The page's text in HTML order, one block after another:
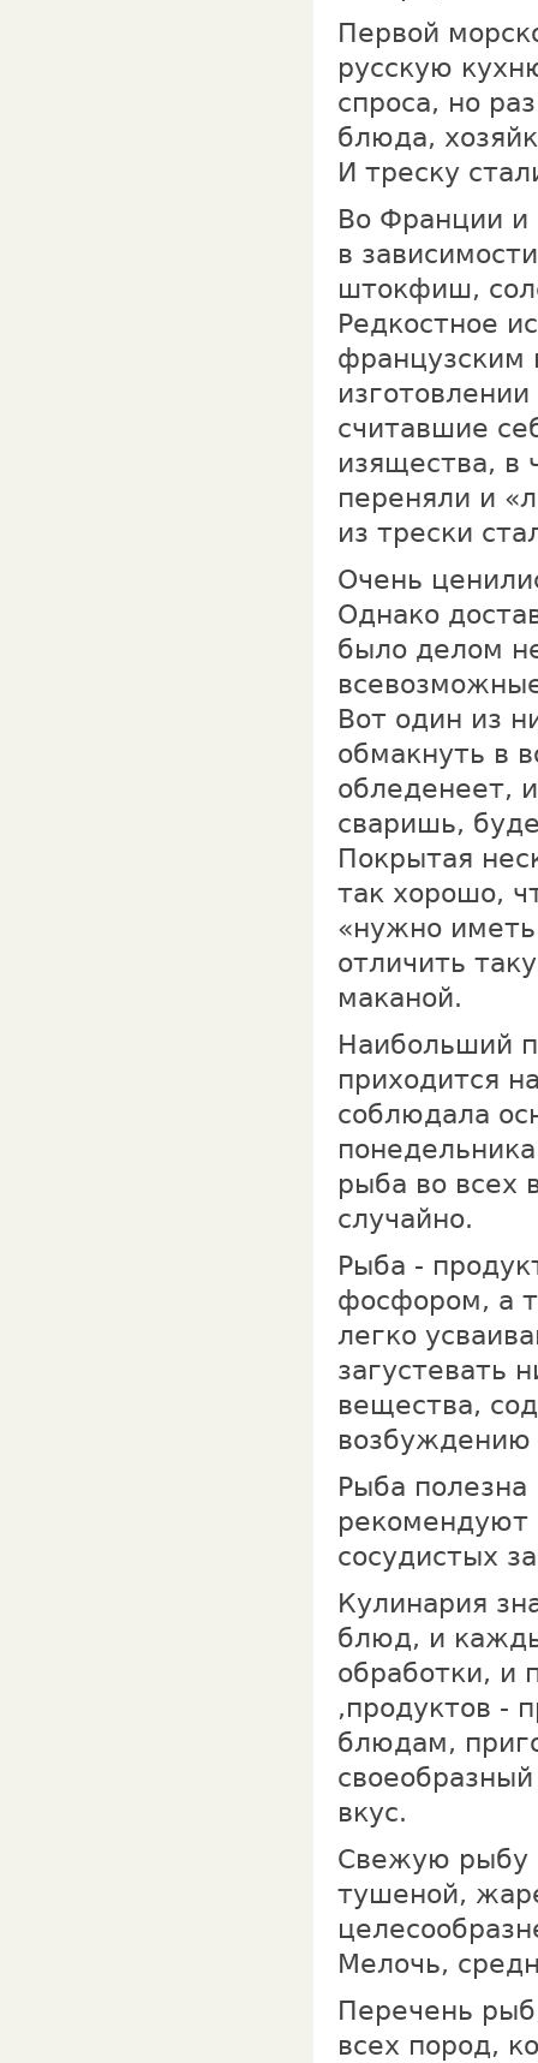
Первой
русскую
спроса, но
блюда,
И треску
Во Франции и
в
штокфиш,
Редкостное
французским
считавшие
изящества, в
переняли и
из трески
Очень
Однако
было делом
Вот один из
обмакнуть в
обледенеет,
сваришь,
Покрытая
так хорошо,
«нужно
отличить
маканой.
Наибольший
приходится
соблюдала
рыба во всех
случайно.
Рыба -
фосфором, а
легко
загустевать
вещества,
возбуждению
Рыба
рекомендуют
сосудистых
Кулинария
блюд, и
обработки, и
,продуктов -
блюдам,
своеобразный
вкус.
Свежую рыбу
тушеной,
Мелочь,
Перечень
всех пород,